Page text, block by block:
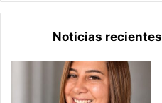
Noticias recientes